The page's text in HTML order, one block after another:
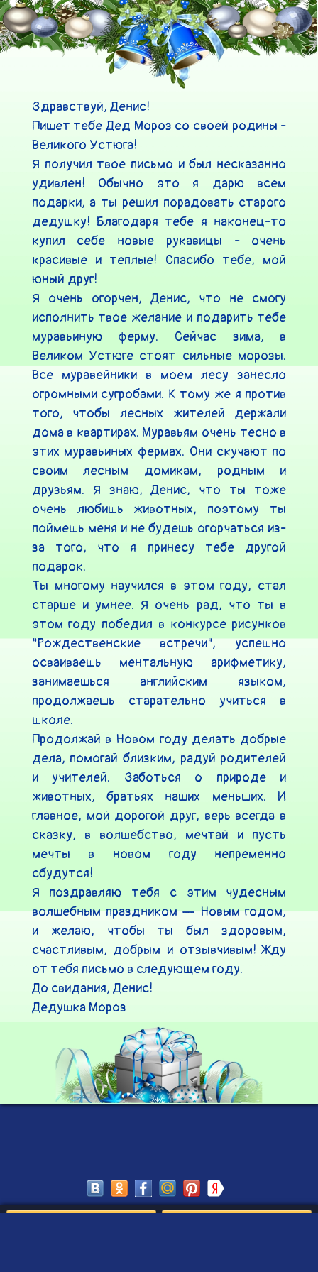
Здравствуй, Денис!
Пишет тебе Дед Мороз со своей родины -
Великого Устюга!
Я получил твое письмо и был несказанно
удивлен! Обычно это я дарю всем
подарки, а ты решил порадовать старого
дедушку! Благодаря тебе я наконец-то
купил себе новые рукавицы - очень
красивые и теплые! Спасибо тебе, мой
юный друг!
Я очень огорчен, Денис, что не смогу
исполнить твое желание и подарить тебе
муравьиную ферму. Сейчас зима, в
Великом Устюге стоят сильные морозы.
Все муравейники в моем лесу занесло
огромными сугробами. К тому же я против
того, чтобы лесных жителей держали
дома в квартирах. Муравьям очень тесно в
этих муравьиных фермах. Они скучают по
своим лесным домикам, родным и
друзьям. Я знаю, Денис, что ты тоже
очень любишь животных, поэтому ты
поймешь меня и не будешь огорчаться из-
за того, что я принесу тебе другой
подарок.
Ты многому научился в этом году, стал
старше и умнее. Я очень рад, что ты в
этом году победил в конкурсе рисунков
"Рождественские встречи", успешно
осваиваешь ментальную арифметику,
занимаешься английским языком,
продолжаешь старательно учиться в
школе.
Продолжай в Новом году делать добрые
дела, помогай близким, радуй родителей
и учителей. Заботься о природе и
животных, братьях наших меньших. И
главное, мой дорогой друг, верь всегда в
сказку, в волшебство, мечтай и пусть
мечты в новом году непременно
сбудутся!
Я поздравляю тебя с этим чудесным
волшебным праздником — Новым годом,
и желаю, чтобы ты был здоровым,
счастливым, добрым и отзывчивым! Жду
от тебя письмо в следующем году.
До свидания, Денис!
Дедушка Мороз